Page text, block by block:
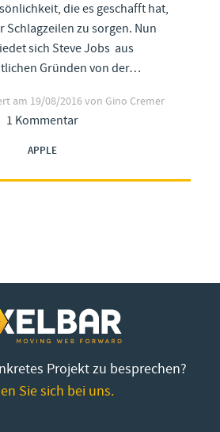
die es geschafft hat,
Schlagzeilen zu sorgen. Nun
sich Steve Jobs aus
Gründen von der…
am 19/08/2016von Gino Cremer
1 Kommentar
APPLE
Projekt zu besprechen?
Sie sich bei uns.